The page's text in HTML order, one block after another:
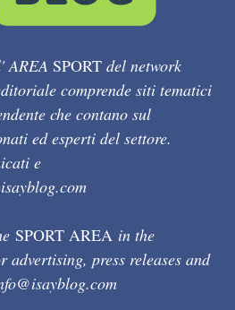
AREA SPORT del network
comprende siti tematici
che contano sul
ed esperti del settore.
e
SPORT AREA in the
press releases and